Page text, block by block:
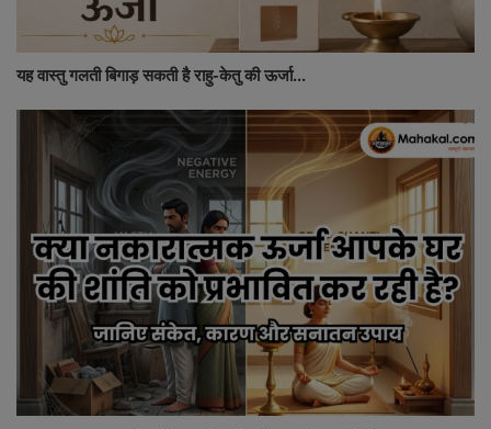
यह वास्तु गलती बिगाड़ सकती है राहु-केतु की ऊर्जा...